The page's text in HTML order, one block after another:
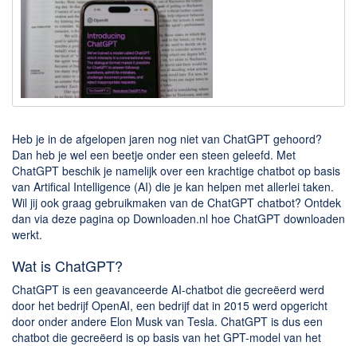
Downloaden
BitTorrent Clients
Nieuwslezers (Downloaden via usenet)
Onderhoud & Veiligheid
Computer opschonen
Veilig online
Productiviteit
Adresboek en contacten
Tekst en Administratie
Overige
Algemeen
Heb je in de afgelopen jaren nog niet van ChatGPT gehoord?
Dan heb je wel een beetje onder een steen geleefd. Met
ChatGPT beschik je namelijk over een krachtige chatbot op basis
van Artifical Intelligence (AI) die je kan helpen met allerlei taken.
Wil jij ook graag gebruikmaken van de ChatGPT chatbot? Ontdek
dan via deze pagina op Downloaden.nl hoe ChatGPT downloaden
werkt.
Wat is ChatGPT?
ChatGPT is een geavanceerde AI-chatbot die gecreëerd werd
door het bedrijf OpenAI, een bedrijf dat in 2015 werd opgericht
door onder andere Elon Musk van Tesla. ChatGPT is dus een
chatbot die gecreëerd is op basis van het GPT-model van het